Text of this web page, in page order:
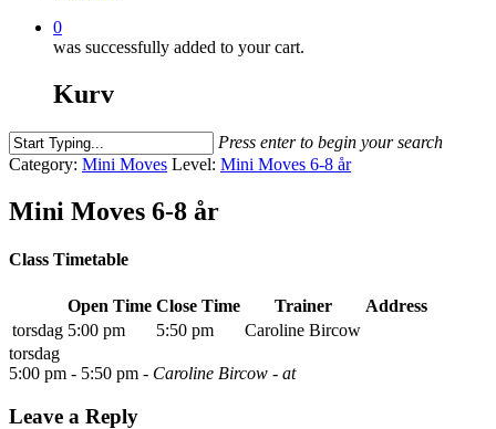
0
was successfully added to your cart.
Kurv
Press enter to begin your search
Close
Category: Mini Moves Level: Mini Moves 6-8 år
Mini Moves 6-8 år
Class Timetable
Open Time Close Time Trainer
Address
torsdag 5:00 pm 5:50 pm
Caroline Bircow
torsdag
5:00 pm - 5:50 pm - Caroline Bircow - at
Leave a Reply